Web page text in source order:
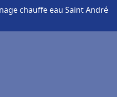
chauffe eau Saint André